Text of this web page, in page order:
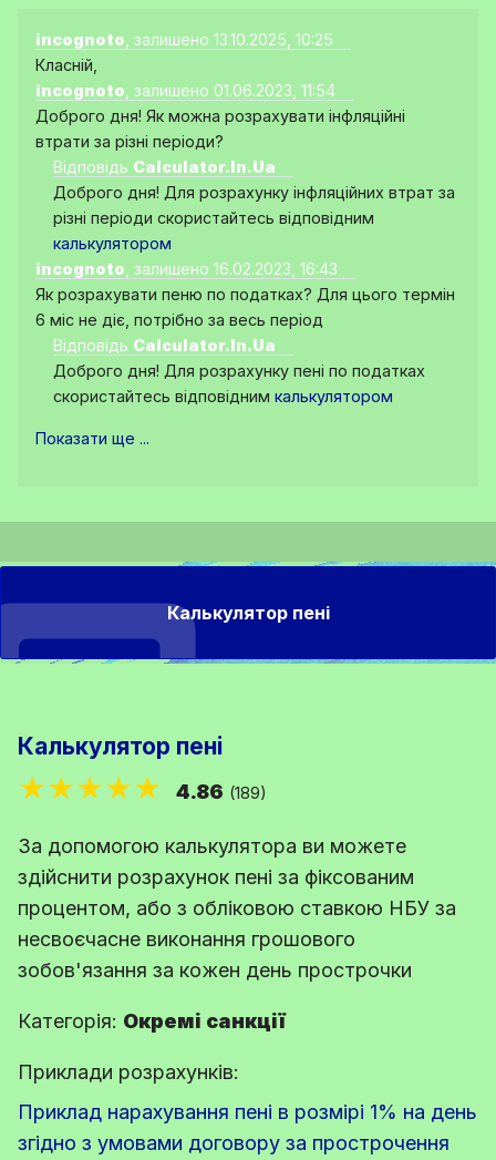
incognoto , залишено 13.10.2025, 10:25
Класній,
incognoto , залишено 01.06.2023, 11:54
Доброго дня! Як можна розрахувати інфляційні
втрати за різні періоди?
Відповідь Calculator.In.Ua
Доброго дня! Для розрахунку інфляційних втрат за
різні періоди скористайтесь відповідним
калькулятором
incognoto , залишено 16.02.2023, 16:43
Як розрахувати пеню по податках? Для цього термін
6 міс не діє, потрібно за весь період
Відповідь Calculator.In.Ua
Доброго дня! Для розрахунку пені по податках
скористайтесь відповідним калькулятором
Показати ще ...
Калькулятор пені
Калькулятор пені
★★★★★ 4.86 (189)
За допомогою калькулятора ви можете
здійснити розрахунок пені за фіксованим
процентом, або з обліковою ставкою НБУ за
несвоєчасне виконання грошового
зобов'язання за кожен день прострочки
Категорія: Окремі санкції
Приклади розрахунків:
Приклад нарахування пені в розмірі 1% на день
згідно з умовами договору за прострочення